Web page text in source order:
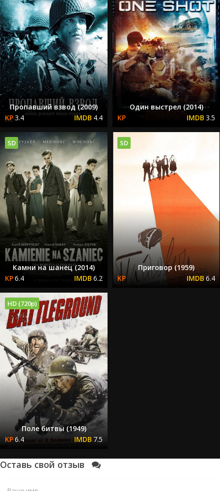
Пропавший взвод (2009)
3.4
4.4
Один выстрел (2014)
3.5
SD
Камни на шанец (2014)
6.4
6.2
SD
Приговор (1959)
6.4
HD (720p)
Поле битвы (1949)
6.4
7.5
Оставь свой отзыв